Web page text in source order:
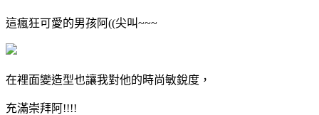
這瘋狂可愛的男孩阿((尖叫~~~
在裡面變造型也讓我對他的時尚敏銳度，
充滿崇拜阿!!!!